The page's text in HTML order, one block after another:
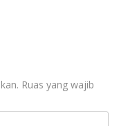
Ruas yang wajib